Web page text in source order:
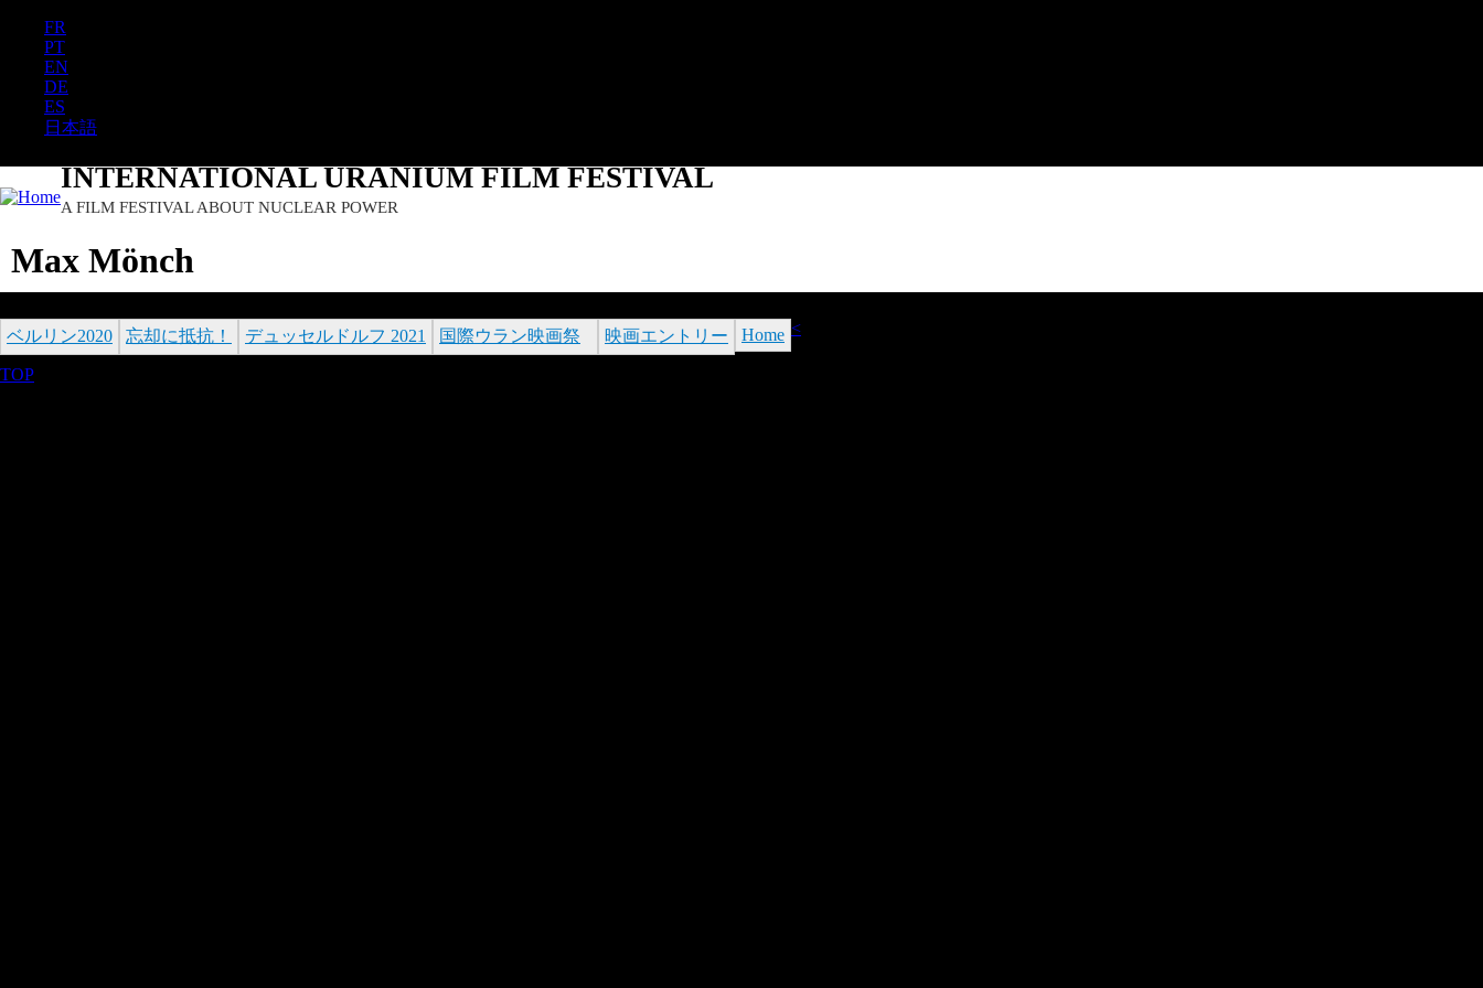
FR
PT
EN
DE
ES
日本語
INTERNATIONAL URANIUM FILM FESTIVAL
A FILM FESTIVAL ABOUT NUCLEAR POWER
Max Mönch
ベルリン2020 忘却に抵抗！ デュッセルドルフ 2021 国際ウラン映画祭 映画エントリー Home <
TOP